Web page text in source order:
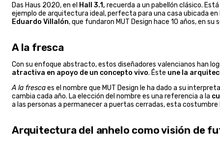
Das Haus 2020, en el Hall 3.1, recuerda a un pabellón clásico.
ejemplo de arquitectura ideal, perfecta para una casa ubicada
Eduardo Villalón, que fundaron MUT Design hace 10 años, en
A la fresca
Con su enfoque abstracto, estos diseñadores valencianos han
atractiva en apoyo de un concepto vivo. Éste une la
A la frescaes el nombre que MUT Design le ha dado a su
cambia cada año. La elección del nombre es una referencia a la
a las personas a permanecer a puertas cerradas, esta
Arquitectura del anhelo como visión de